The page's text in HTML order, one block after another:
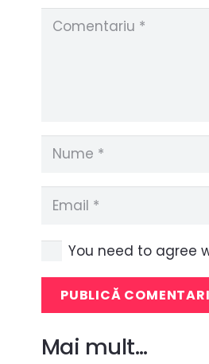
You need to agree
PUBLICĂ
Mai mult…